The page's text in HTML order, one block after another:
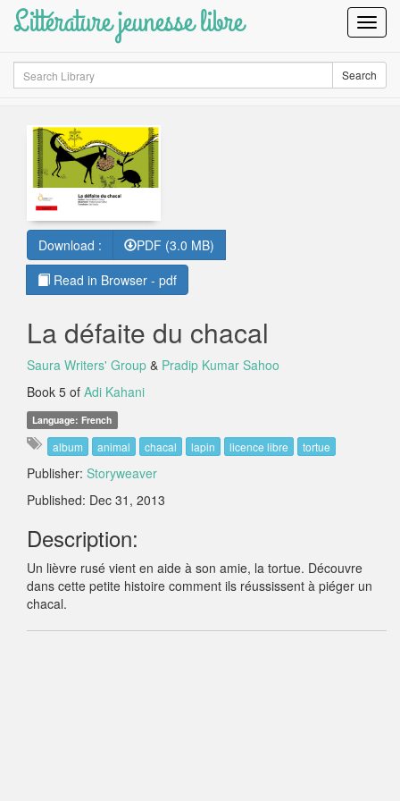
Littérature jeunesse libre
Search Search
Download :
PDF (3.0 MB)
Read in Browser - pdf
La défaite du chacal
Saura Writers' Group & Pradip Kumar Sahoo
Book 5 of Adi Kahani
Language: French
album animal chacal lapin licence libre tortue
Publisher: Storyweaver
Published: Dec 31, 2013
Description:
Un lièvre rusé vient en aide à son amie, la tortue. Découvre
dans cette petite histoire comment ils réussissent à piéger un
chacal.